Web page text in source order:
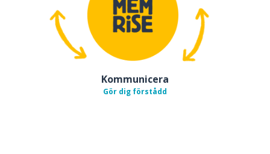
Kommunicera
Gör dig förstådd